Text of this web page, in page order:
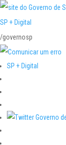
SP + Digital
/governosp
SP + Digital